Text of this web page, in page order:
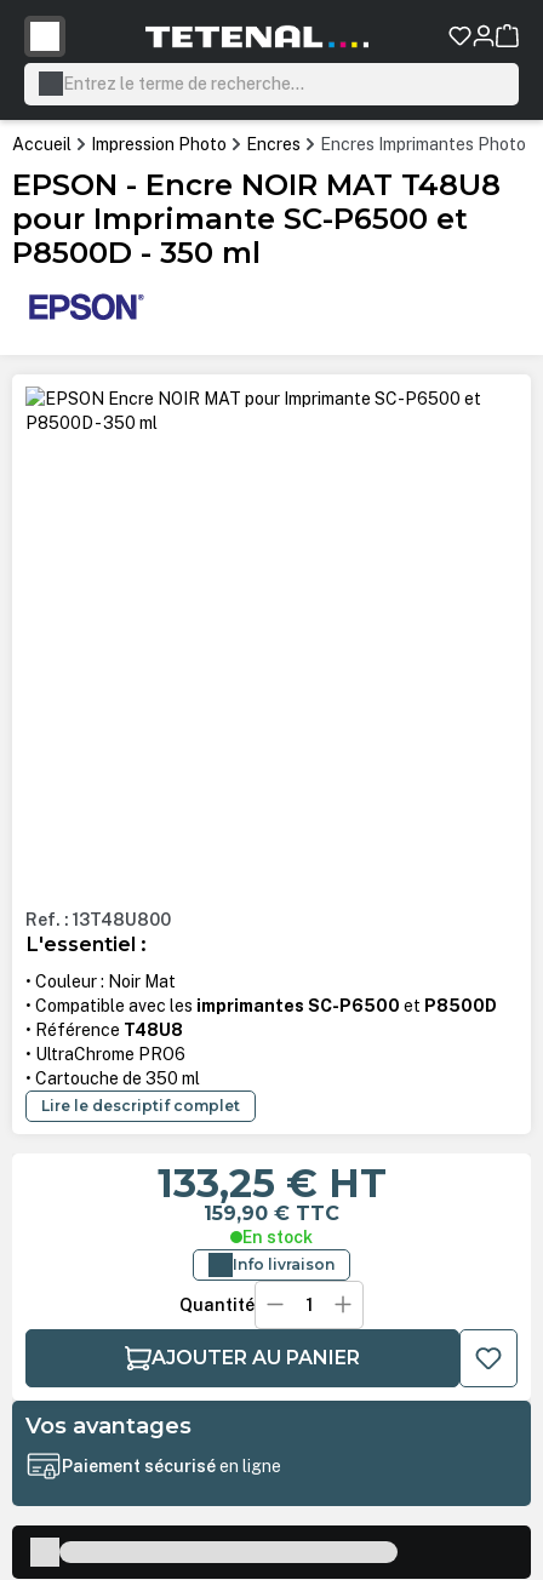
principal
Accueil Impression Photo Encres Encres Imprimantes Photo
EPSON - Encre NOIR MAT T48U8
pour Imprimante SC-P6500 et
P8500D - 350 ml
Ignorer la galerie d'images
Ref. : 13T48U800
L'essentiel :
• Couleur : Noir Mat
• Compatible avec les imprimantes SC-P6500 et P8500D
• Référence T48U8
• UltraChrome PRO6
• Cartouche de 350 ml
Lire le descriptif complet
133,25 € HT
159,90 € TTC
En stock
Info livraison
Quantité
AJOUTER AU PANIER
Vos avantages
Paiement sécuriséen ligne